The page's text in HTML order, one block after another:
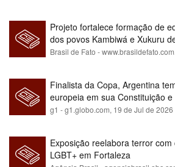
Projeto fortalece formação de
dos povos Kambiwá e Xukuru
Brasil de Fato -
Finalista da Copa, Argentina
europeia em sua Constituição
para maioria branca
g1 - g1.globo.com, 19 de Jul de 2026
Exposição reelabora terror
LGBT+ em Fortaleza